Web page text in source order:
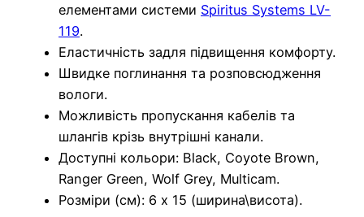
елементами системи Spiritus Systems LV-
119.
Еластичність задля підвищення комфорту.
Швидке поглинання та розповсюдження
вологи.
Можливість пропускання кабелів та
шлангів крізь внутрішні канали.
Доступні кольори: Black, Coyote Brown,
Ranger Green, Wolf Grey, Multicam.
Розміри (см): 6 х 15 (ширина\висота).